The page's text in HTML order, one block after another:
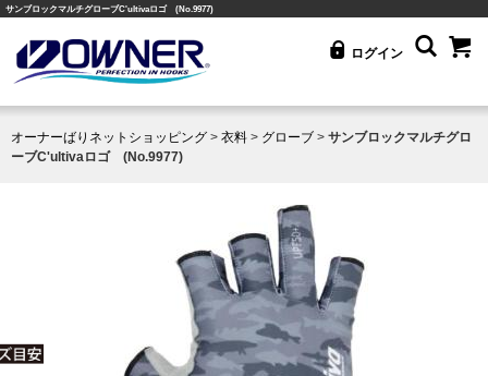
サンブロックマルチグローブC'ultivaロゴ (No.9977)
ログイン
オーナーばりネットショッピング > 衣料 > グローブ > サンブロックマルチグロ
ーブC'ultivaロゴ (No.9977)